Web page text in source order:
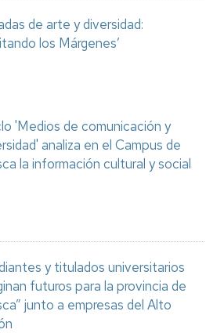
de arte y diversidad:
los Márgenes’
'Medios de comunicación y
analiza en el Campus de
la información cultural y social
y titulados universitarios
futuros para la provincia de
junto a empresas del Alto